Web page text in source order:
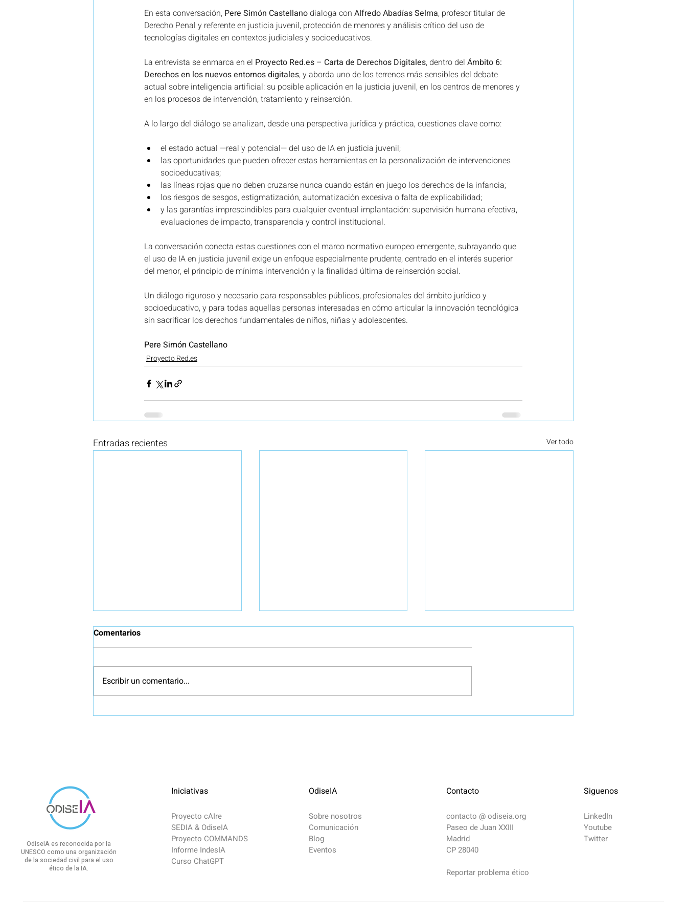
En esta conversación, Pere Simón Castellano dialoga con Alfredo Abadías Selma, profesor titular de
Derecho Penal y referente en justicia juvenil, protección de menores y análisis crítico del uso de
tecnologías digitales en contextos judiciales y socioeducativos.
La entrevista se enmarca en el Proyecto Red.es – Carta de Derechos Digitales, dentro del Ámbito 6:
Derechos en los nuevos entornos digitales, y aborda uno de los terrenos más sensibles del debate
actual sobre inteligencia artificial: su posible aplicación en la justicia juvenil, en los centros de menores y
en los procesos de intervención, tratamiento y reinserción.
A lo largo del diálogo se analizan, desde una perspectiva jurídica y práctica, cuestiones clave como:
el estado actual —real y potencial— del uso de IA en justicia juvenil;
las oportunidades que pueden ofrecer estas herramientas en la personalización de intervenciones
socioeducativas;
las líneas rojas que no deben cruzarse nunca cuando están en juego los derechos de la infancia;
los riesgos de sesgos, estigmatización, automatización excesiva o falta de explicabilidad;
y las garantías imprescindibles para cualquier eventual implantación: supervisión humana efectiva,
evaluaciones de impacto, transparencia y control institucional.
La conversación conecta estas cuestiones con el marco normativo europeo emergente, subrayando que
el uso de IA en justicia juvenil exige un enfoque especialmente prudente, centrado en el interés superior
del menor, el principio de mínima intervención y la finalidad última de reinserción social.
Un diálogo riguroso y necesario para responsables públicos, profesionales del ámbito jurídico y
socioeducativo, y para todas aquellas personas interesadas en cómo articular la innovación tecnológica
sin sacrificar los derechos fundamentales de niños, niñas y adolescentes.
Pere Simón Castellano
Proyecto Red.es
Entradas recientes Ver todo
Publicada la Guía Práctica
Webinar "Mapa de Actores en
Del Papel a la Sinapsis:
Comentarios
Escribir un comentario...
OdiseIA es reconocida por la
UNESCO como una organización
de la sociedad civil para el uso
ético de la IA.
Iniciativas
Proyecto cAIre
SEDIA & OdiseIA
Proyecto COMMANDS
Informe IndesIA
Curso ChatGPT
OdiseIA
Sobre nosotros
Comunicación
Blog
Eventos
Contacto
contacto @odiseia.org
Paseo de Juan XXIII
Madrid
CP 28040
Reportar problema ético​
Siguenos
LinkedIn
Youtube
Twitter